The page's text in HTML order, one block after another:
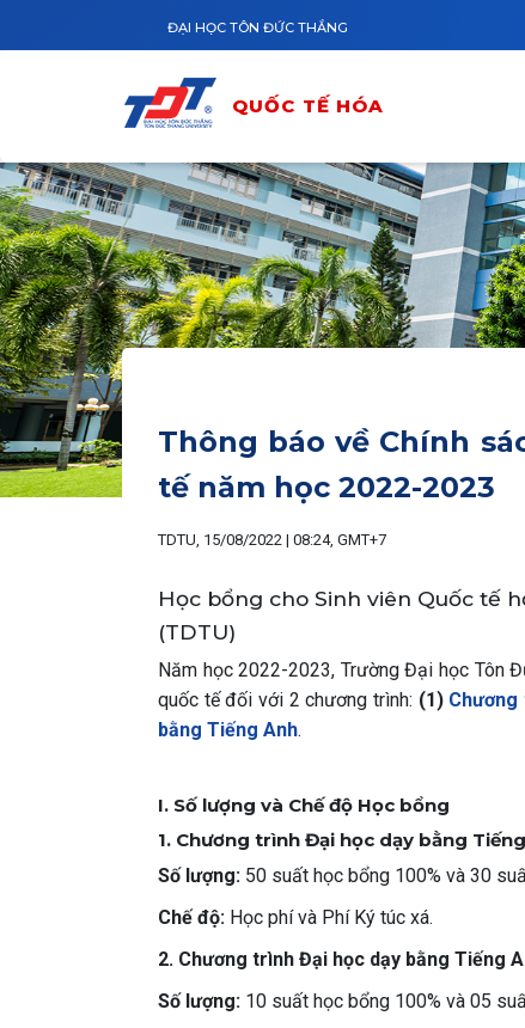
ĐẠI HỌC TÔN ĐỨC THẮNG
QUỐC TẾ HÓA
Thông báo về Chính
tế năm học 2022-2023
TDTU, 15/08/2022 | 08:24, GMT+7
Học bổng cho Sinh viên Quốc tế
(TDTU)
Năm học 2022-2023, Trường Đại học Tôn
quốc tế đối với 2 chương trình: (1)
bằng Tiếng Anh.
I. Số lượng và Chế độ Học bổng
1. Chương trình Đại học dạy bằng
Số lượng: 50 suất học bổng 100% và 30
Chế độ: Học phí và Phí Ký túc xá.
2. Chương trình Đại học dạy bằng Tiếng
Số lượng: 10 suất học bổng 100% và 05